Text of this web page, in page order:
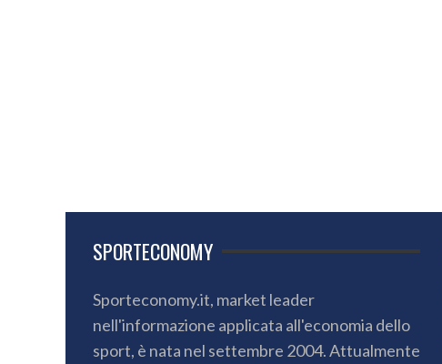
SPORTECONOMY
Sporteconomy.it, market leader
nell'informazione applicata all'economia dello
sport, è nata nel settembre 2004. Attualmente